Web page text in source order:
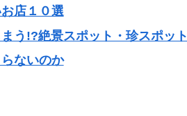
店１０選
う!?絶景スポット・珍スポット
ないのか